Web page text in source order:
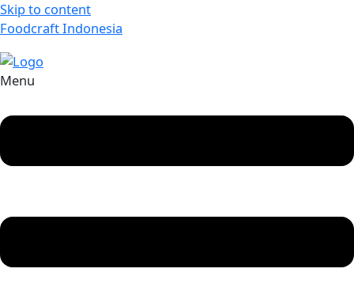
Skip to content
Foodcraft Indonesia
Menu